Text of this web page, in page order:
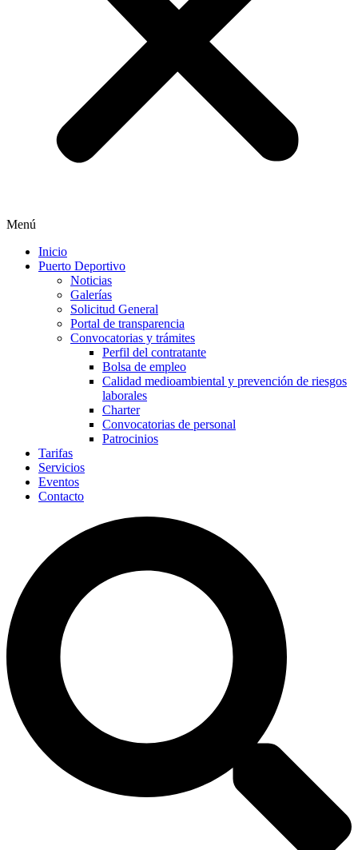
Menú
Inicio
Puerto Deportivo
Noticias
Galerías
Solicitud General
Portal de transparencia
Convocatorias y trámites
Perfil del contratante
Bolsa de empleo
Calidad medioambiental y prevención de riesgos
laborales
Charter
Convocatorias de personal
Patrocinios
Tarifas
Servicios
Eventos
Contacto